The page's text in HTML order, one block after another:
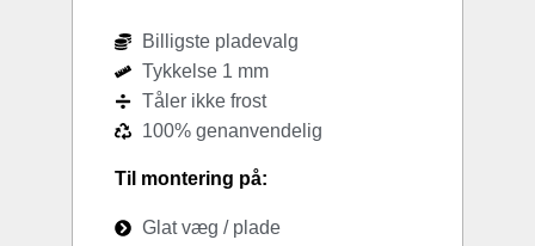
Billigste pladevalg
Tykkelse 1 mm
Tåler ikke frost
100% genanvendelig
Til montering på:
Glat væg / plade